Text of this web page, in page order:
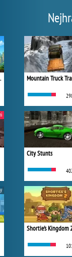
Mountain Truck
City Stunts
Shortie's Kingdom